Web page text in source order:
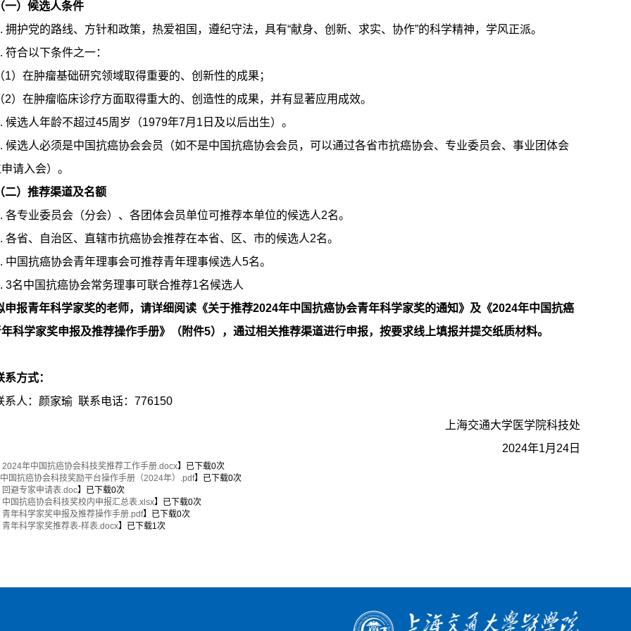
一）候选人条件
拥护党的路线、方针和政策，热爱祖国，遵纪守法，具有“献身、创新、求实、协作”的科学精神，学风正派。
符合以下条件之一：
1）在肿瘤基础研究领域取得重要的、创新性的成果；
2）在肿瘤临床诊疗方面取得重大的、创造性的成果，并有显著应用成效。
候选人年龄不超过45周岁（1979年7月1日及以后出生）。
候选人必须是中国抗癌协会会员（如不是中国抗癌协会会员，可以通过各省市抗癌协会、专业委员会、事业团体会
请入会）。
二）推荐渠道及名额
各专业委员会（分会）、各团体会员单位可推荐本单位的候选人2名。
各省、自治区、直辖市抗癌协会推荐在本省、区、市的候选人2名。
中国抗癌协会青年理事会可推荐青年理事候选人5名。
3名中国抗癌协会常务理事可联合推荐1名候选人
申报青年科学家奖的老师，请详细阅读《关于推荐2024年中国抗癌协会青年科学家奖的通知》及《2024年中国抗癌
科学家奖申报及推荐操作手册》（附件5），通过相关推荐渠道进行申报，按要求线上填报并提交纸质材料。
系方式：
系人：颜家瑜 联系电话：776150
上海交通大学医学院科技处
2024年1月24日
2024年中国抗癌协会科技奖推荐工作手册.docx】已下载0次
国抗癌协会科技奖励平台操作手册（2024年）.pdf】已下载0次
回避专家申请表.doc】已下载0次
中国抗癌协会科技奖校内申报汇总表.xlsx】已下载0次
青年科学家奖申报及推荐操作手册.pdf】已下载0次
青年科学家奖推荐表-样表.docx】已下载1次